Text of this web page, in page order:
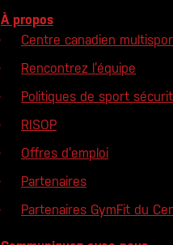
À propos
Centre canadien
Rencontrez l’équipe
Politiques de sport
RISOP
Offres d’emploi
Partenaires
Partenaires GymFit du